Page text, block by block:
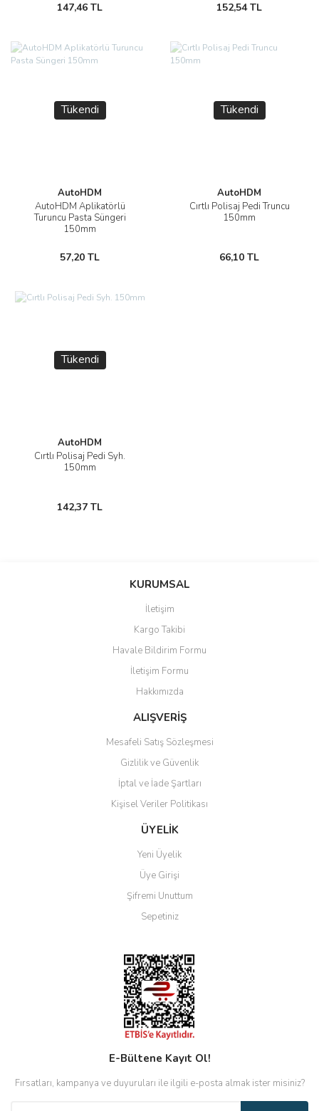
147,46 TL 152,54 TL
Tükendi
AutoHDM
AutoHDM Aplikatörlü
Turuncu Pasta Süngeri
150mm
57,20 TL
Tükendi
AutoHDM
Cırtlı Polisaj Pedi Truncu
150mm
66,10 TL
Tükendi
AutoHDM
Cırtlı Polisaj Pedi Syh.
150mm
142,37 TL
KURUMSAL
İletişim
Kargo Takibi
Havale Bildirim Formu
İletişim Formu
Hakkımızda
ALIŞVERİŞ
Mesafeli Satış Sözleşmesi
Gizlilik ve Güvenlik
İptal ve İade Şartları
Kişisel Veriler Politikası
ÜYELİK
Yeni Üyelik
Üye Girişi
Şifremi Unuttum
Sepetiniz
E-Bültene Kayıt Ol!
Fırsatları, kampanya ve duyuruları ile ilgili e-posta almak ister misiniz?